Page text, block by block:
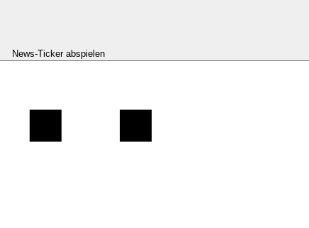
News-Ticker abspielen